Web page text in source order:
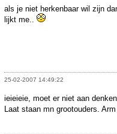
als je niet herkenbaar wil zijn
lijkt me..
25-02-2007 14:49:22
ieieieie, moet er niet aan
Laat staan mn grootouders.